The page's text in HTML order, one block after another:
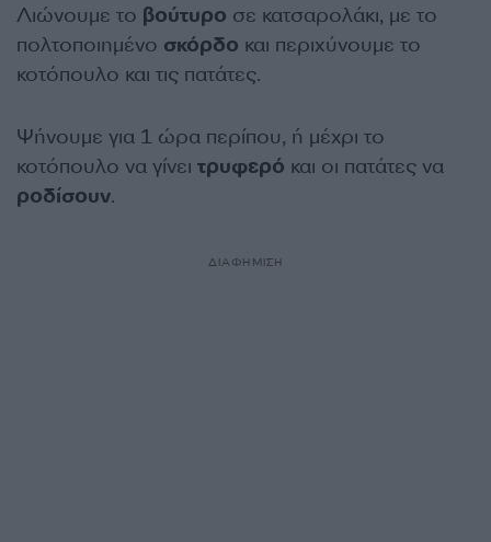
Λιώνουμε το βούτυρο σε κατσαρολάκι, με το
πολτοποιημένο σκόρδο και περιχύνουμε το
κοτόπουλο και τις πατάτες.
Ψήνουμε για 1 ώρα περίπου, ή μέχρι το
κοτόπουλο να γίνει τρυφερό και οι πατάτες να
ροδίσουν.
ΔΙΑΦΗΜΙΣΗ